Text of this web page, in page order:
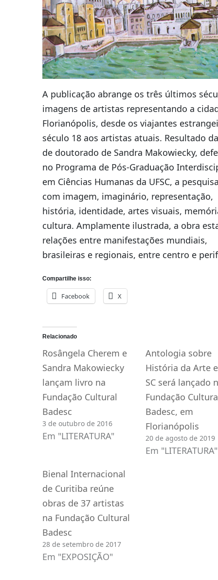
A publicação abrange os três últimos
imagens de artistas representando a
Florianópolis, desde os viajantes
século 18 aos artistas atuais. Resultado
de doutorado de Sandra Makowiecky,
no Programa de Pós-Graduação
em Ciências Humanas da UFSC, a
com imagem, imaginário, representação,
história, identidade, artes visuais,
cultura. Amplamente ilustrada, a obra
relações entre manifestações mundiais,
brasileiras e regionais, entre centro e
Compartilhe isso:
Facebook X
Relacionado
Rosângela Cherem e
Sandra Makowiecky
lançam livro na
Fundação Cultural
Badesc
3 de outubro de 2016
Em "LITERATURA"
Antologia sobre
História da Arte
SC será lançado
Fundação
Badesc, em
Florianópolis
20 de agosto de 2019
Em "LITERATURA"
Bienal Internacional
de Curitiba reúne
obras de 37 artistas
na Fundação Cultural
Badesc
28 de setembro de 2017
Em "EXPOSIÇÃO"